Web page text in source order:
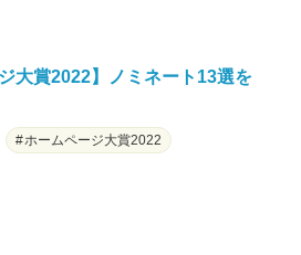
大賞2022】ノミネート13選を
ホームページ大賞2022